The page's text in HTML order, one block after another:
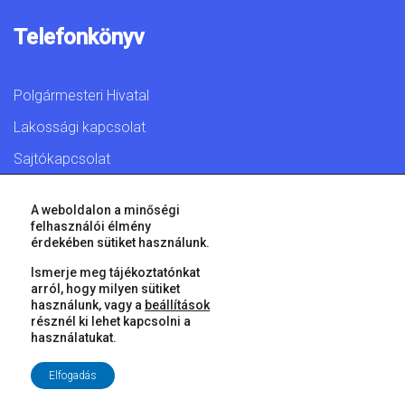
Telefonkönyv
Polgármesteri Hivatal
Lakossági kapcsolat
Sajtókapcsolat
© 2026 Győr Megyei Jogú Város • Minden jog fenntartva!
A weboldalon a minőségi
felhasználói élmény
érdekében sütiket használunk.
Ismerje meg tájékoztatónkat
arról, hogy milyen sütiket
használunk, vagy a beállítások
résznél ki lehet kapcsolni a
használatukat.
Elfogadás